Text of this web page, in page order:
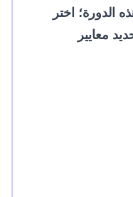
الدورة؛ اختر
معايير